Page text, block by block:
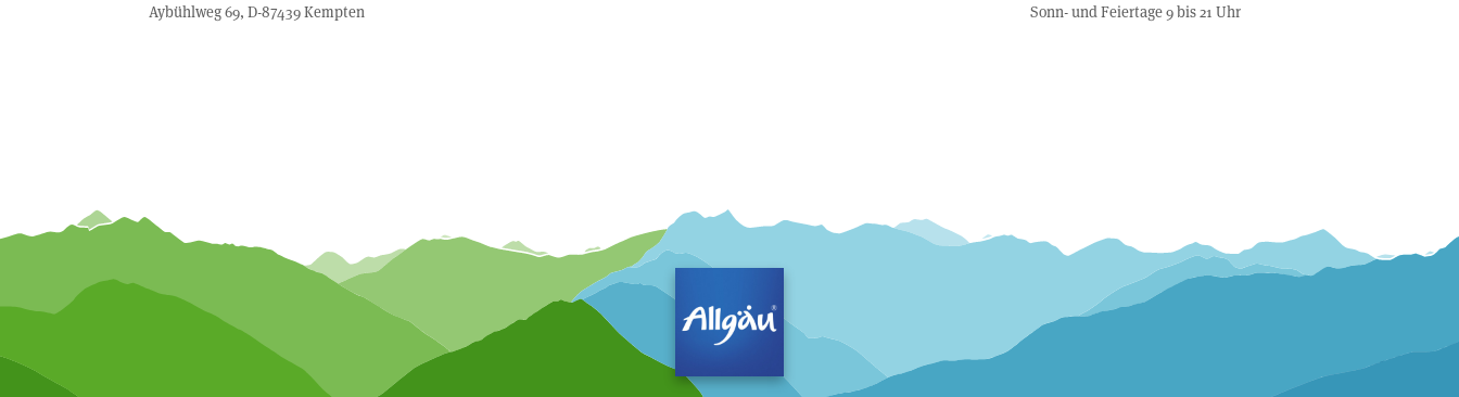
Aybühlweg 69, D-87439 Kempten
Sonn- und Feiertage 9 bis 21 Uhr